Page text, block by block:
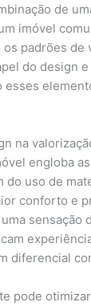
de
imóvel
os padrões
do design
esses
na
engloba
do uso de
conforto e
sensação
diferencial
pode